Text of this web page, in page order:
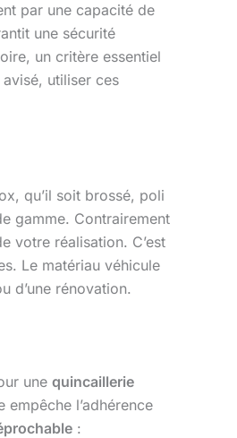
par une capacité de
une sécurité
un critère essentiel
avisé, utiliser ces
qu’il soit brossé, poli
gamme. Contrairement
votre réalisation. C’est
Le matériau véhicule
d’une rénovation.
une quincaillerie
l’adhérence
: